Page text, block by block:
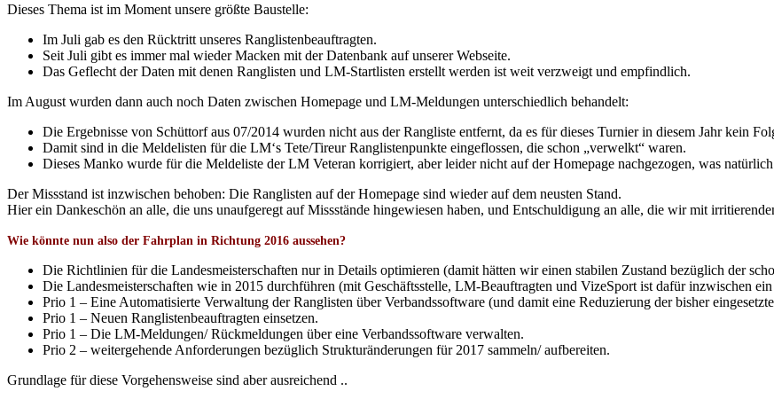
Dieses Thema ist im Moment unsere größte Baustelle:
Im Juli gab es den Rücktritt unseres Ranglistenbeauftragten.
Seit Juli gibt es immer mal wieder Macken mit der Datenbank auf unserer Webseite.
Das Geflecht der Daten mit denen Ranglisten und LM-Startlisten erstellt werden ist weit verzweigt und empfindlich.
Im August wurden dann auch noch Daten zwischen Homepage und LM-Meldungen unterschiedlich behandelt:
Die Ergebnisse von Schüttorf aus 07/2014 wurden nicht aus der Rangliste entfernt, da es für dieses Turnier in diesem Jahr kein
Damit sind in die Meldelisten für die LM‘s Tete/Tireur Ranglistenpunkte eingeflossen, die schon „verwelkt“ waren.
Dieses Manko wurde für die Meldeliste der LM Veteran korrigiert, aber leider nicht auf der Homepage nachgezogen, was
Der Missstand ist inzwischen behoben: Die Ranglisten auf der Homepage sind wieder auf dem neusten Stand.
Hier ein Dankeschön an alle, die uns unaufgeregt auf Missstände hingewiesen haben, und Entschuldigung an alle, die wir mit
Wie könnte nun also der Fahrplan in Richtung 2016 aussehen?
Die Richtlinien für die Landesmeisterschaften nur in Details optimieren (damit hätten wir einen stabilen Zustand bezüglich der
Die Landesmeisterschaften wie in 2015 durchführen (mit Geschäftsstelle, LM-Beauftragten und VizeSport ist dafür inzwischen
Prio 1 – Eine Automatisierte Verwaltung der Ranglisten über Verbandssoftware (und damit eine Reduzierung der bisher
Prio 1 – Neuen Ranglistenbeauftragten einsetzen.
Prio 1 – Die LM-Meldungen/ Rückmeldungen über eine Verbandssoftware verwalten.
Prio 2 – weitergehende Anforderungen bezüglich Strukturänderungen für 2017 sammeln/ aufbereiten.
Grundlage für diese Vorgehensweise sind aber ausreichend ..